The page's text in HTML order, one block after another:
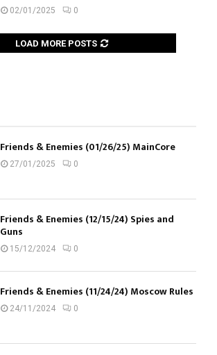
02/01/2025 0
LOAD MORE POSTS
Friends & Enemies (01/26/25) MainCore
27/01/2025 0
Friends & Enemies (12/15/24) Spies and
Guns
15/12/2024 0
Friends & Enemies (11/24/24) Moscow Rules
24/11/2024 0